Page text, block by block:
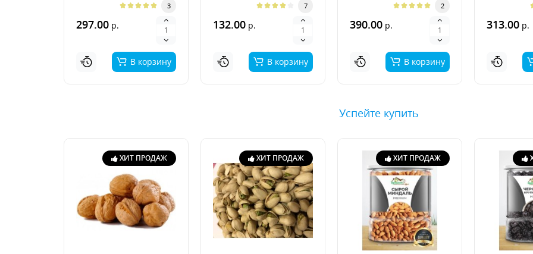
3
297.00 р.
В корзину
7
132.00 р.
В корзину
2
390.00 р.
В корзину
313.00 р.
Успейте купить
ХИТ ПРОДАЖ ХИТ ПРОДАЖ ХИТ ПРОДАЖ